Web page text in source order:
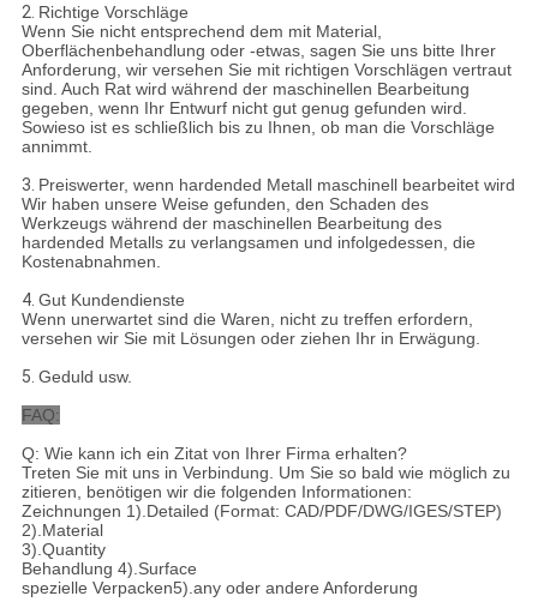
2. Richtige Vorschläge
Wenn Sie nicht entsprechend dem mit Material,
Oberflächenbehandlung oder -etwas, sagen Sie uns bitte Ihrer
Anforderung, wir versehen Sie mit richtigen Vorschlägen vertraut
sind. Auch Rat wird während der maschinellen Bearbeitung
gegeben, wenn Ihr Entwurf nicht gut genug gefunden wird.
Sowieso ist es schließlich bis zu Ihnen, ob man die Vorschläge
annimmt.
3. Preiswerter, wenn hardended Metall maschinell bearbeitet wird
Wir haben unsere Weise gefunden, den Schaden des
Werkzeugs während der maschinellen Bearbeitung des
hardended Metalls zu verlangsamen und infolgedessen, die
Kostenabnahmen.
4. Gut Kundendienste
Wenn unerwartet sind die Waren, nicht zu treffen erfordern,
versehen wir Sie mit Lösungen oder ziehen Ihr in Erwägung.
5. Geduld usw.
FAQ:
Q: Wie kann ich ein Zitat von Ihrer Firma erhalten?
Treten Sie mit uns in Verbindung. Um Sie so bald wie möglich zu
zitieren, benötigen wir die folgenden Informationen:
Zeichnungen 1).Detailed (Format: CAD/PDF/DWG/IGES/STEP)
2).Material
3).Quantity
Behandlung 4).Surface
spezielle Verpacken5).any oder andere Anforderung